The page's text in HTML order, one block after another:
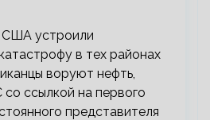
устроили
в тех районах
воруют нефть,
ссылкой на первого
представителя